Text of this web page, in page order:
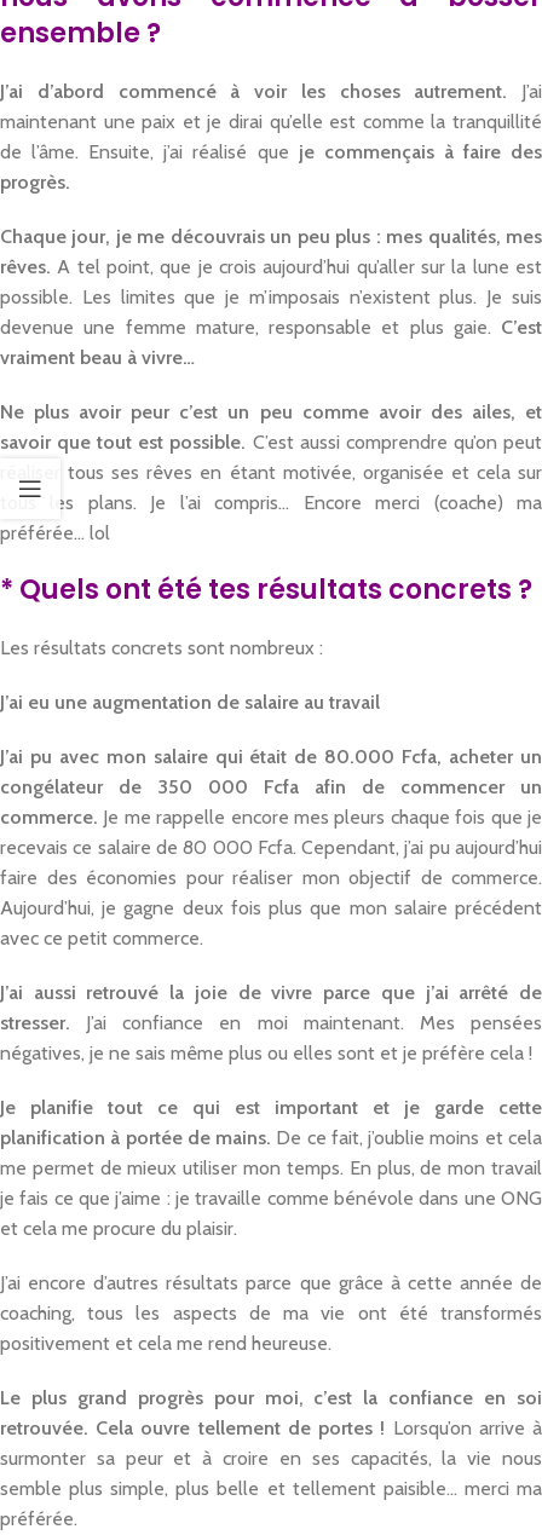
ensemble ?
J’ai d’abord commencé à voir les choses autrement. J’ai
maintenant une paix et je dirai qu’elle est comme la tranquillité
de l’âme. Ensuite, j’ai réalisé que je commençais à faire des
progrès.
Chaque jour, je me découvrais un peu plus : mes qualités, mes
rêves. A tel point, que je crois aujourd’hui qu’aller sur la lune est
possible. Les limites que je m’imposais n’existent plus. Je suis
devenue une femme mature, responsable et plus gaie. C’est
vraiment beau à vivre…
Ne plus avoir peur c’est un peu comme avoir des ailes, et
savoir que tout est possible. C’est aussi comprendre qu’on peut
réaliser tous ses rêves en étant motivée, organisée et cela sur
tous les plans. Je l’ai compris… Encore merci (coache) ma
préférée… lol
* Quels ont été tes résultats concrets ?
Les résultats concrets sont nombreux :
J’ai eu une augmentation de salaire au travail
J’ai pu avec mon salaire qui était de 80.000 Fcfa, acheter un
congélateur de 350 000 Fcfa afin de commencer un
commerce. Je me rappelle encore mes pleurs chaque fois que je
recevais ce salaire de 80 000 Fcfa. Cependant, j’ai pu aujourd’hui
faire des économies pour réaliser mon objectif de commerce.
Aujourd’hui, je gagne deux fois plus que mon salaire précédent
avec ce petit commerce.
J’ai aussi retrouvé la joie de vivre parce que j’ai arrêté de
stresser. J’ai confiance en moi maintenant. Mes pensées
négatives, je ne sais même plus ou elles sont et je préfère cela !
Je planifie tout ce qui est important et je garde cette
planification à portée de mains. De ce fait, j’oublie moins et cela
me permet de mieux utiliser mon temps. En plus, de mon travail
je fais ce que j’aime : je travaille comme bénévole dans une ONG
et cela me procure du plaisir.
J’ai encore d’autres résultats parce que grâce à cette année de
coaching, tous les aspects de ma vie ont été transformés
positivement et cela me rend heureuse.
Le plus grand progrès pour moi, c’est la confiance en soi
retrouvée. Cela ouvre tellement de portes ! Lorsqu’on arrive à
surmonter sa peur et à croire en ses capacités, la vie nous
semble plus simple, plus belle et tellement paisible… merci ma
préférée.